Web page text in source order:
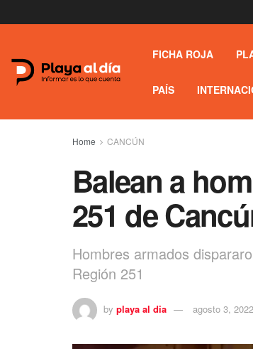
FICHA ROJA
PAÍS
Home CANCÚN
Balean a
251 de
Hombres armados
Región 251
by playa al dia agosto 3, 2022